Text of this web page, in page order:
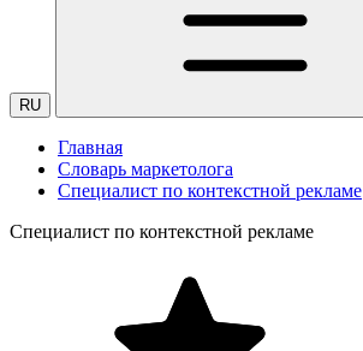
RU
Главная
Словарь маркетолога
Специалист по контекстной рекламе
Специалист по контекстной рекламе